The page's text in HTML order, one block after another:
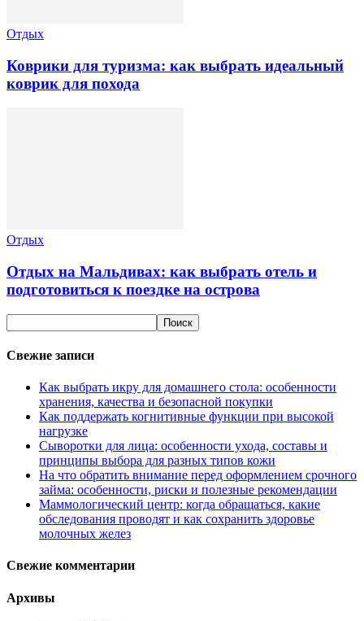
Отдых
Коврики для туризма: как выбрать идеальный
коврик для похода
Отдых
Отдых на Мальдивах: как выбрать отель и
подготовиться к поездке на острова
Свежие записи
Как выбрать икру для домашнего стола: особенности
хранения, качества и безопасной покупки
Как поддержать когнитивные функции при высокой
нагрузке
Сыворотки для лица: особенности ухода, составы и
принципы выбора для разных типов кожи
На что обратить внимание перед оформлением срочного
займа: особенности, риски и полезные рекомендации
Маммологический центр: когда обращаться, какие
обследования проводят и как сохранить здоровье
молочных желез
Свежие комментарии
Архивы